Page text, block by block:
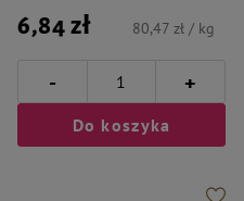
6,84 zł 80,47 zł / kg
- +
Do koszyka